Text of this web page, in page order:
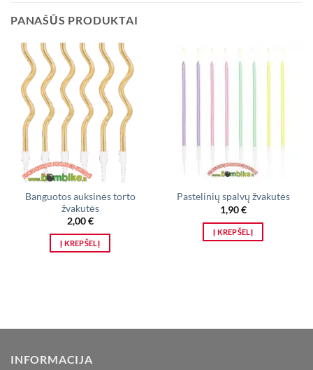
PANAŠŪS PRODUKTAI
Banguotos auksinės torto
žvakutės
2,00€
Į KREPŠELĮ
Pastelinių spalvų žvakutės
1,90€
Į KREPŠELĮ
INFORMACIJA